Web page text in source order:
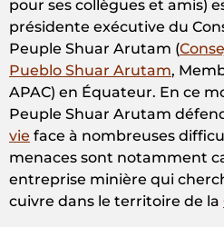
pour ses collègues et amis)
présidente exécutive du
Peuple Shuar Arutam (
Pueblo Shuar Arutam,
APAC) en Équateur. En ce
Peuple Shuar Arutam
vie face à nombreuses
menaces sont notamment
entreprise minière qui
cuivre dans le territoire de la